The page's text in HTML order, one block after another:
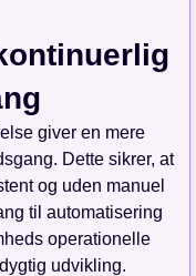
giver en mere
Dette sikrer, at
og uden manuel
til automatisering
operationelle
udvikling.